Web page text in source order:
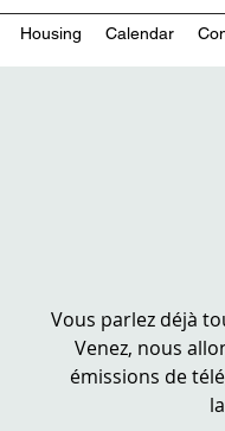
Housing Calendar
Vous parlez déjà
Venez, nous
émissions de